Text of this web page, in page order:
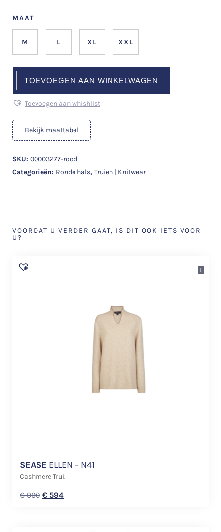
MAAT
M L XL XXL
TOEVOEGEN AAN WINKELWAGEN
Toevoegen aan whishlist
Bekijk maattabel
SKU: 00003277-rood
Categorieën: Ronde hals, Truien | Knitwear
VOORDAT U VERDER GAAT, IS DIT OOK IETS VOOR
U?
SEASE ELLEN – N41
Cashmere Trui.
€990 € 594
L